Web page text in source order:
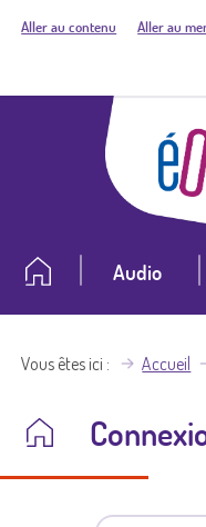
Aller au contenu Aller au
Audio
Vous êtes ici Accueil